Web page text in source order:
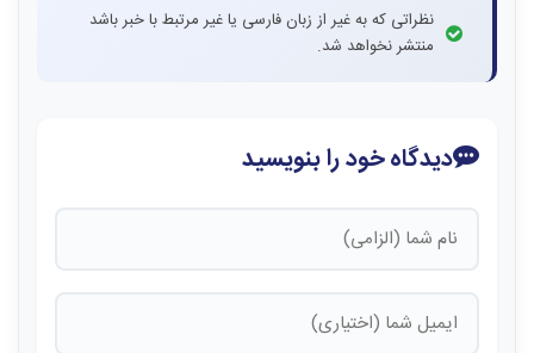
نظراتی که به غیر از زبان فارسی یا غیر مرتبط با خبر باشد
منتشر نخواهد شد.
دیدگاه خود را بنویسید